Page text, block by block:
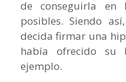
de conseguirla en
posibles. Siendo
decida firmar una
había ofrecido su
ejemplo.